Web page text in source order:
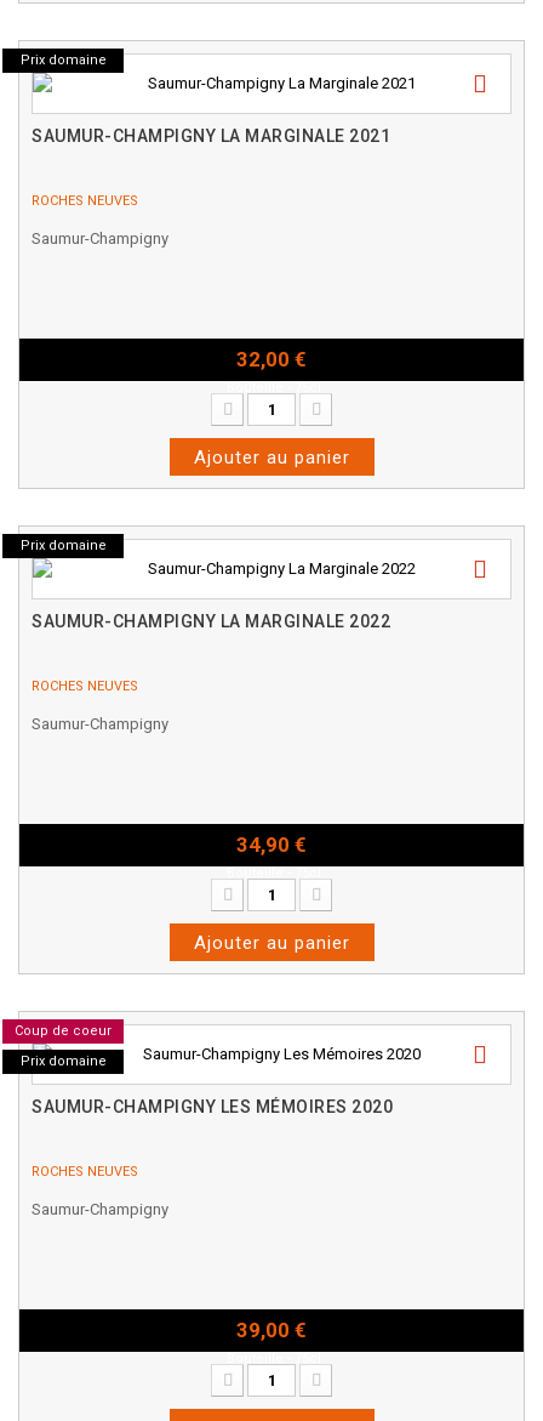
Prix domaine
SAUMUR-CHAMPIGNY LA MARGINALE 2021
ROCHES NEUVES
Saumur-Champigny
32,00 €
Ajouter au panier
Prix domaine
SAUMUR-CHAMPIGNY LA MARGINALE 2022
ROCHES NEUVES
Saumur-Champigny
34,90 €
Ajouter au panier
Coup de coeur
Prix domaine
SAUMUR-CHAMPIGNY LES MÉMOIRES 2020
ROCHES NEUVES
Saumur-Champigny
39,00 €